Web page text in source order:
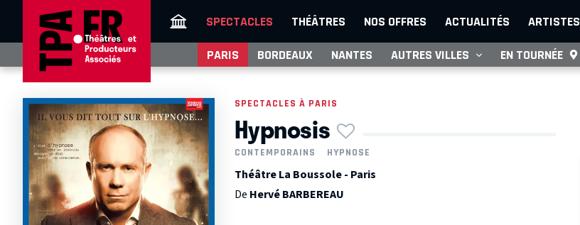
SPECTACLES THÉÂTRES NOS OFFRES ACTUALITÉS ARTISTES
PARIS BORDEAUX NANTES AUTRES VILLES EN TOURNÉE
SPECTACLES À PARIS
Hypnosis
CONTEMPORAINS HYPNOSE
Théâtre La Boussole - Paris
De Hervé BARBEREAU